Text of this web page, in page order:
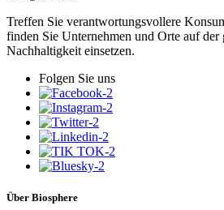
Treffen Sie verantwortungsvollere
finden Sie Unternehmen und Orte auf
Nachhaltigkeit einsetzen.
Folgen Sie uns
Über Biosphere